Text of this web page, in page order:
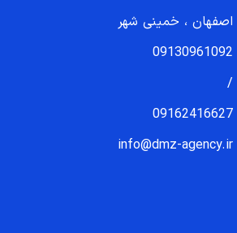
اصفهان ، خمینی شهر
09130961092
/
09162416627
info@dmz-agency.ir